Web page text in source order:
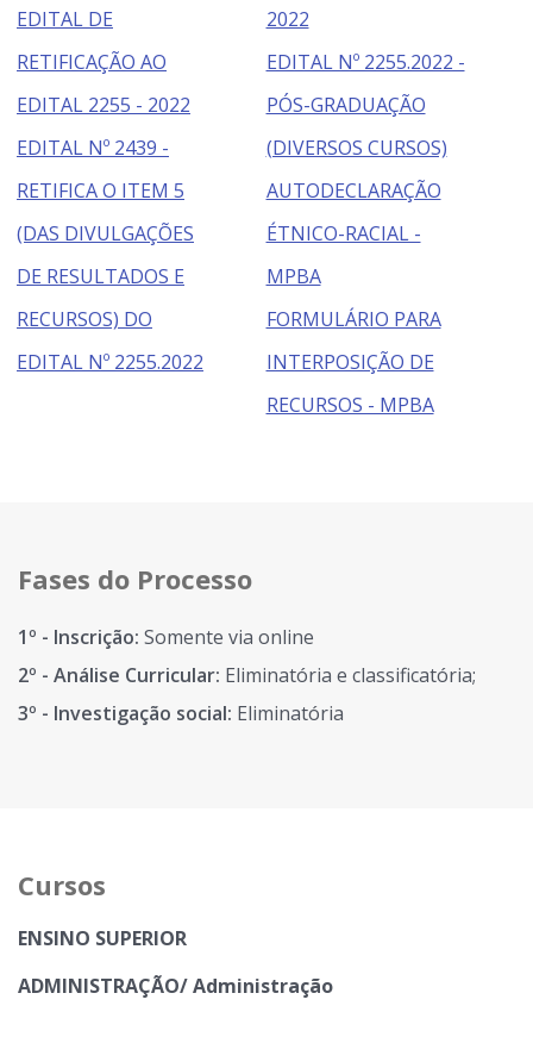
EDITAL DE
RETIFICAÇÃO AO
EDITAL 2255 - 2022
EDITAL Nº 2439 -
RETIFICA O ITEM 5
(DAS DIVULGAÇÕES
DE RESULTADOS E
RECURSOS) DO
EDITAL Nº 2255.2022
2022
EDITAL Nº 2255.2022 -
PÓS-GRADUAÇÃO
(DIVERSOS CURSOS)
AUTODECLARAÇÃO
ÉTNICO-RACIAL -
MPBA
FORMULÁRIO PARA
INTERPOSIÇÃO DE
RECURSOS - MPBA
Fases do Processo
1º - Inscrição: Somente via online
2º - Análise Curricular: Eliminatória e classificatória;
3º - Investigação social: Eliminatória
Cursos
ENSINO SUPERIOR
ADMINISTRAÇÃO/ Administração